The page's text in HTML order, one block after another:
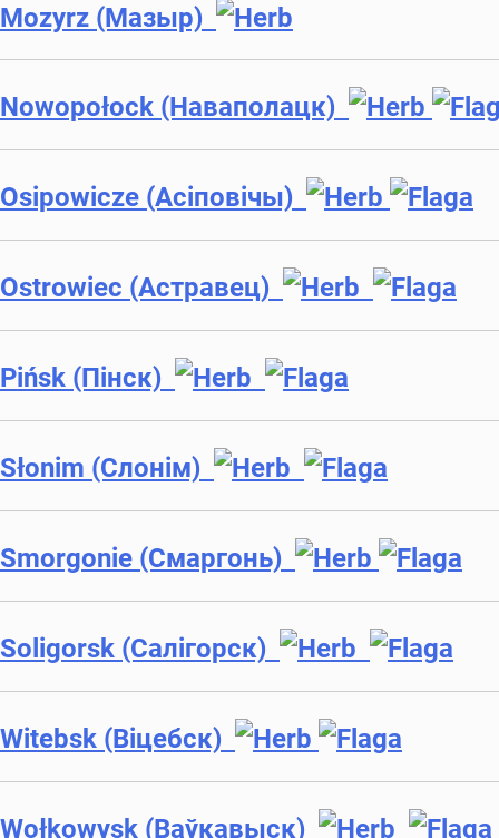
Mozyrz (Мазыр)
Nowopołock (Наваполацк)
Osipowicze (Асiповiчы)
Ostrowiec (Астравeц)
Pińsk (Пінск)
Słonim (Слoнім)
Smorgonie (Смаргoнь)
Soligorsk (Салігорск)
Witebsk (Віцебск)
Wołkowysk (Ваўкавыск)